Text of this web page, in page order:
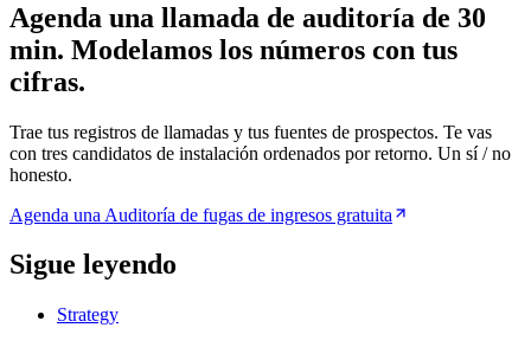
Agenda una llamada de auditoría de 30
min. Modelamos los números con tus
cifras.
Trae tus registros de llamadas y tus fuentes de prospectos. Te vas
con tres candidatos de instalación ordenados por retorno. Un sí / no
honesto.
Agenda una Auditoría de fugas de ingresos gratuita
Sigue leyendo
Strategy